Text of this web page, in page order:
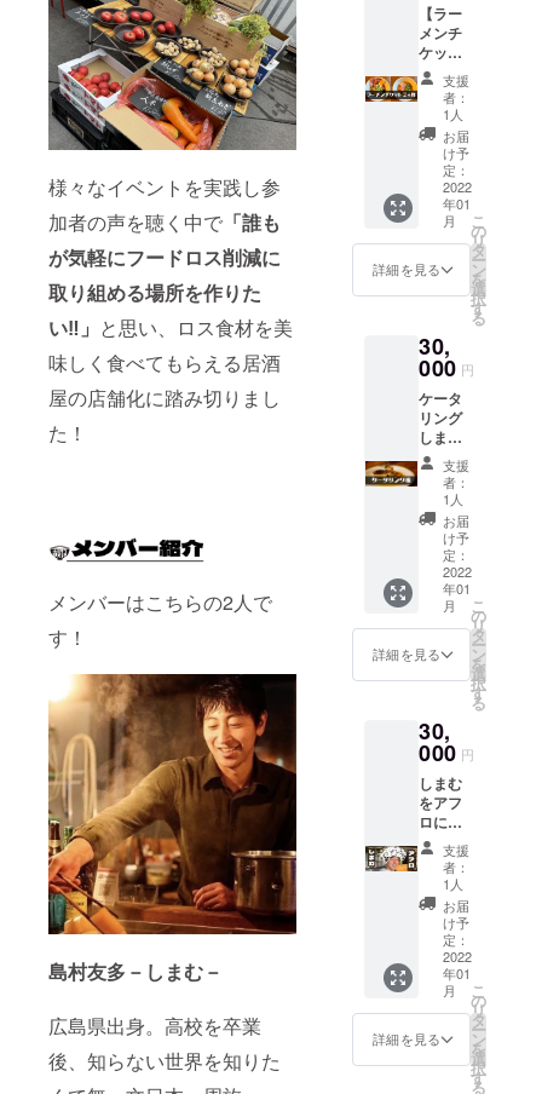
様々なイベントを実践し参
加者の声を聴く中で 「誰も
が気軽にフードロス削減に
取り組める場所を作りた
い‼」 と思い、ロス食材を美
味しく食べてもらえる居酒
屋の店舗化に踏み切りまし
た！
メンバーはこちらの2人で
す！
島村友多－しまむ－
広島県出身。高校を卒業
後、知らない世界を知りた
【ラー
メンチ
ケット
24枚】
特製鯛
ラーメ
ン1杯と
の引換
券で
す。 ※
追加
トッピ
ングは
別料金
となり
ます。
ー
シュー
大盛な
ど） ※
有効期
限：
2022年
∼2022
年12月
支援
者：
1人
お届
け予
定：
2022
年01
月
詳細を見る
こ
の
リ
タ
ー
ン
を
選
択
す
る
30,
000 円
ケータ
リング
しま
す。
ホーム
パー
ティや
イベン
トなど
でロス
食材を
使い
ケータ
リング
しま
す。
は日本
国内に
限りま
す。材
料費、
交通費
別途。
50名様
分ま
で。）
支援
者：
1人
お届
け予
定：
2022
年01
月
詳細を見る
こ
の
リ
タ
ー
ン
を
選
択
す
る
30,
000 円
しまむ
をアフ
ロにで
きま
す。 1
支援に
つき1か
（例：3
支援＝3
か月）
色や
パーマ
の強度
も指定
できま
支援
者：
1人
お届
け予
定：
2022
年01
月
詳細を見る
こ
の
リ
タ
ー
ン
を
選
択
す
る